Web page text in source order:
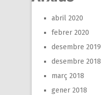
abril 2020
febrer 2020
desembre 2019
desembre 2018
març 2018
gener 2018